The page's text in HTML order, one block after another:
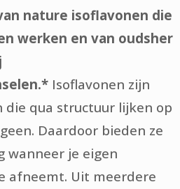
nature isoflavonen die
werken en van oudsher
Isoflavonen zijn
qua structuur lijken op
Daardoor bieden ze
wanneer je eigen
afneemt. Uit meerdere